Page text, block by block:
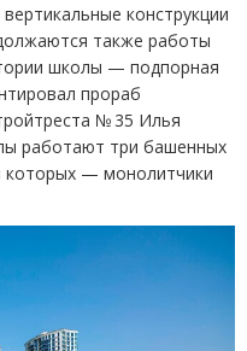
конструкции
также работы
школы — подпорная
прораб
№ 35 Илья
работают три башенных
которых — монолитчики